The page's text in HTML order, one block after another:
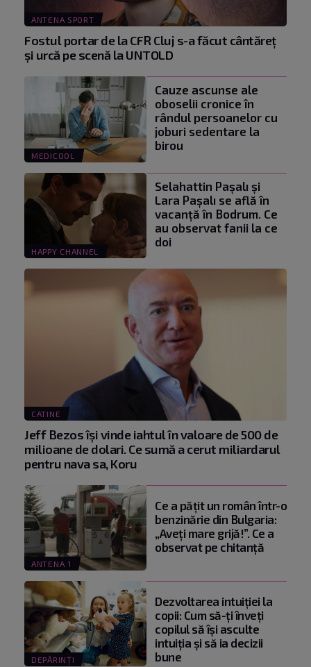
ANTENA SPORT
Fostul portar de la CFR Cluj s-a făcut cântăreţ
şi urcă pe scenă la UNTOLD
MEDICOOL
Cauze ascunse ale
oboselii cronice în
rândul persoanelor cu
joburi sedentare la
birou
HAPPY CHANNEL
Selahattin Paşalı și
Lara Paşalı se află în
vacanță în Bodrum. Ce
au observat fanii la ce
doi
CATINE
Jeff Bezos își vinde iahtul în valoare de 500 de
milioane de dolari. Ce sumă a cerut miliardarul
pentru nava sa, Koru
ANTENA 1
Ce a pățit un român într-o
benzinărie din Bulgaria:
„Aveți mare grijă!”. Ce a
observat pe chitanță
DEPĂRINȚI
Dezvoltarea intuiției la
copii: Cum să-ți înveți
copilul să își asculte
intuiția și să ia decizii
bune